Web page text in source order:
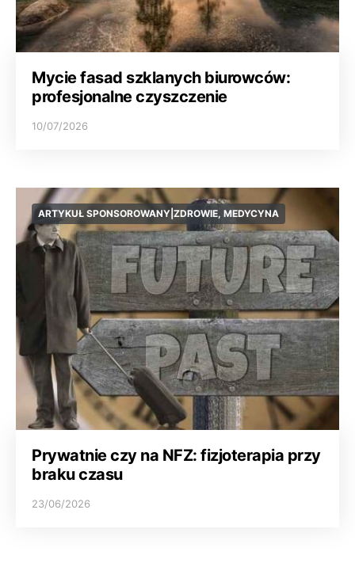
Mycie fasad szklanych biurowców:
profesjonalne czyszczenie
10/07/2026
ARTYKUŁ SPONSOROWANY|ZDROWIE, MEDYCYNA
Prywatnie czy na NFZ: fizjoterapia przy
braku czasu
23/06/2026